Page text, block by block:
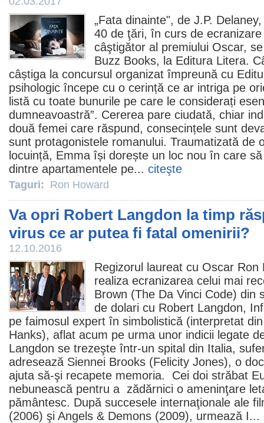
„Fata dinainte", de J.P.
40 de ţări, în curs de
câştigător al premiului Oscar,
Buzz Books, la Editura Litera.
câștiga la concursul organizat împreună cu
psihologic începe cu o cerință ce ar intriga pe
listă cu toate bunurile pe care le considerați
dumneavoastră”. Cererea pare ciudată, chiar
două femei care răspund, consecințele sunt
sunt protagonistele romanului. Traumatizată de
locuință, Emma își dorește un loc nou în care
dintre apartamentele pe... citeşte
Taguri: Ron Howard
Va opri Robert Langdon la timp
virus ce ar putea fi fatal omenirii?
12.10.2016
Regizorul laureat cu Oscar Ron
realiza ecranizarea celui mai
Brown (The Da Vinci Code) din
de dolari cu Robert Langdon,
pe faimosul expert în simbolistică (interpretat
Hanks), aflat acum pe urma unor indicii legate
Langdon se trezeşte într-un spital din Italia,
adresează Siennei Brooks (Felicity Jones), o
ajuta să-şi recapete memoria. Cei doi străbat
nebunească pentru a zădărnici o ameninţare
pământesc. După succesele internaţionale ale
(2006) şi Angels & Demons (2009), urmează I...